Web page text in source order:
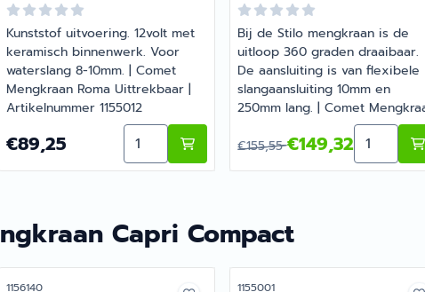
Reich Mengkraan Keramik Contur S Korte Uitvoering
Kunststof uitvoering. 12volt met
keramisch binnenwerk. Voor
waterslang 8-10mm. | Comet
Mengkraan Roma Uittrekbaar |
Artikelnummer 1155012
Prijs: 89,25
€89,25 Aantal kiezen voor Comet Mengkraan
Bij de Stilo mengkraan is de
uitloop 360 graden draaibaar.
De aansluiting is van flexibele
slangaansluiting 10mm en
250mm lang. | Comet
Stilo High | Artikelnummer
1156149
Van 155,55 voor 149,32
€155,55€149,32Aantal
Capri Compact
Artikelnummer
1156140 Artikelnummer
1155001